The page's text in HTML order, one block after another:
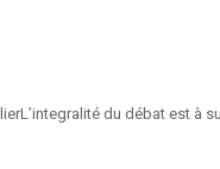
du débat est à